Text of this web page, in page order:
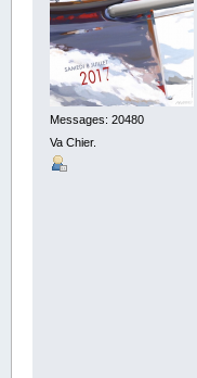
Messages: 20480
Va Chier.